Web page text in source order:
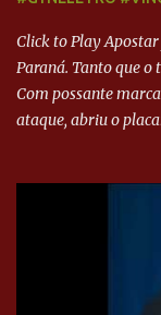
Click to Play
Paraná. Tanto que o
Com possante
ataque, abriu o
Paraná ampliou a
desviou cruzamento
direito de Harlei. O
bola, mas não o
Goiás era nulo,